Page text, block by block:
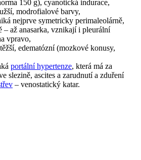
150 g), cyanotická indurace,
modrofialové barvy,
nejprve symetricky perimaleolárně,
– až anasarka, vznikají i pleurální
vpravo,
edematózní (mozkové konusy,
portální hypertenze, která má za
slezině, ascites a zarudnutí a zduření
– venostatický katar.